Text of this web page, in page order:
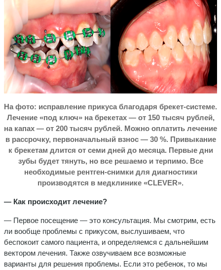
На фото: исправление прикуса благодаря брекет-системе.
Лечение «под ключ» на брекетах — от 150 тысяч рублей,
на капах — от 200 тысяч рублей. Можно оплатить лечение
в рассрочку, первоначальный взнос — 30 %. Привыкание
к брекетам длится от семи дней до месяца. Первые дни
зубы будет тянуть, но все решаемо и терпимо. Все
необходимые рентген-снимки для диагностики
производятся в медклинике «CLEVER».
— Как происходит лечение?
— Первое посещение — это консультация. Мы смотрим, есть
ли вообще проблемы с прикусом, выслушиваем, что
беспокоит самого пациента, и определяемся с дальнейшим
вектором лечения. Также озвучиваем все возможные
варианты для решения проблемы. Если это ребенок, то мы